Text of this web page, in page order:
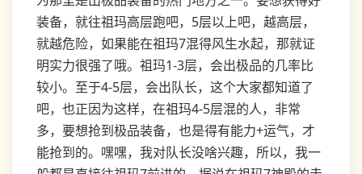
装备，就往祖玛高层跑吧，5层以上吧，越高层，
就越危险，如果能在祖玛7混得风生水起，那就证
明实力很强了哦。祖玛1-3层，会出极品的几率比
较小。至于4-5层，会出队长，这个大家都知道了
吧，也正因为这样，在祖玛4-5层混的人，非常
多，要想抢到极品装备，也是得有能力+运气，才
能抢到的。嘿嘿，我对队长没啥兴趣，所以，我一